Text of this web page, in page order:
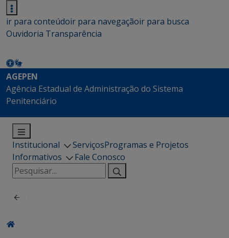
ir para conteúdoir para navegaçãoir para busca
Ouvidoria Transparência
AGEPEN
Agência Estadual de Administração do Sistema
Penitenciário
Institucional ServiçosProgramas e Projetos
Informativos
Fale Conosco
Pesquisar
por: